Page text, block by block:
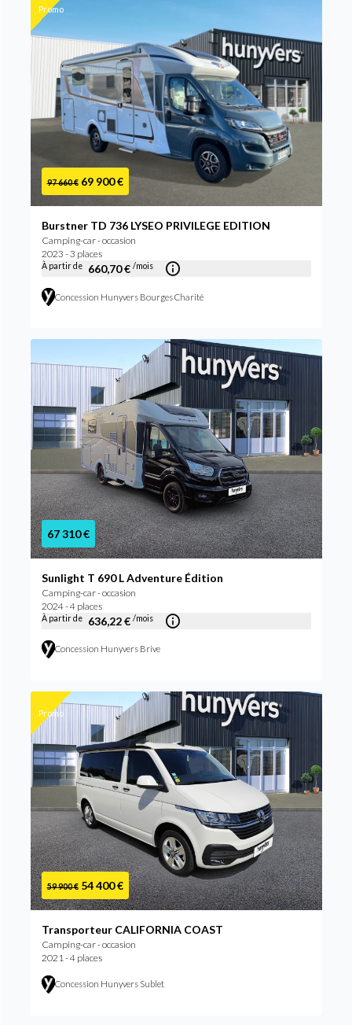
Promo
97 660 € 69 900 €
Burstner TD 736 LYSEO PRIVILEGE EDITION
Camping-car - occasion
2023 - 3 places
À partir de 660,70 € /mois
Concession Hunyvers Bourges Charité
67 310 €
Sunlight T 690 L Adventure Édition
Camping-car - occasion
2024 - 4 places
À partir de 636,22 € /mois
Concession Hunyvers Brive
Promo
59 900 € 54 400 €
Transporteur CALIFORNIA COAST
Camping-car - occasion
2021 - 4 places
Concession Hunyvers Sublet